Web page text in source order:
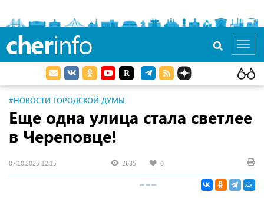
cherinfo
#НОВОСТИ ГОРОДСКОЙ ДУМЫ
Еще одна улица стала светлее
в Череповце!
07.10.2025 12:15 2685 0